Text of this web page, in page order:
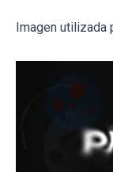
Imagen utilizada